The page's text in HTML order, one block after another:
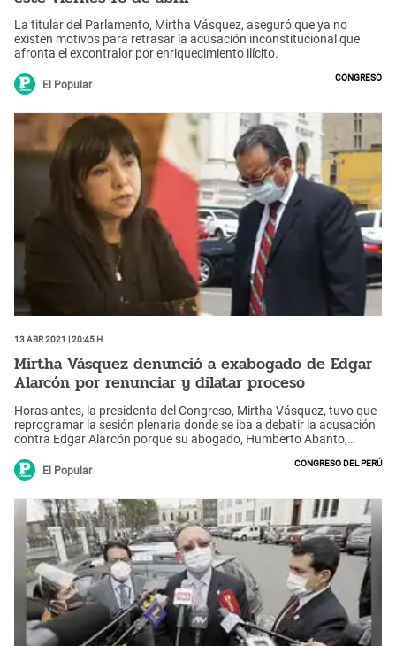
La titular del Parlamento, Mirtha Vásquez, aseguró que ya no
existen motivos para retrasar la acusación inconstitucional que
afronta el excontralor por enriquecimiento ilícito.
El Popular
Congreso
13 Abr 2021 | 20:45 h
Mirtha Vásquez denunció a exabogado de Edgar
Alarcón por renunciar y dilatar proceso
Horas antes, la presidenta del Congreso, Mirtha Vásquez, tuvo que
reprogramar la sesión plenaria donde se iba a debatir la acusación
contra Edgar Alarcón porque su abogado, Humberto Abanto,
El Popular
Congreso del Perú